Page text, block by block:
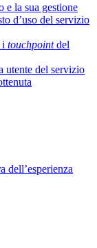
e la sua gestione
d’uso del servizio
i touchpointdel
utente del servizio
dell’esperienza